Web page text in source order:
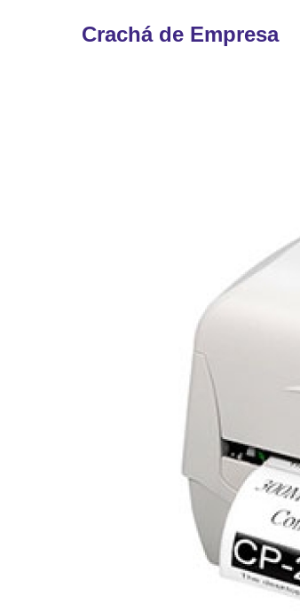
Crachá de Empresa